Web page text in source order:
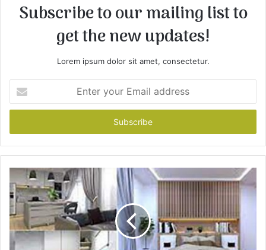
Subscribe to our mailing list to
get the new updates!
Lorem ipsum dolor sit amet, consectetur.
t
r
y
r
E
m
a
i